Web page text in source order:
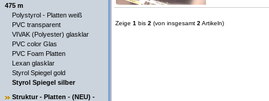
475 m
Polystyrol - Platten weiß
PVC transparent
VIVAK (Polyester) glasklar
PVC color Glas
PVC Foam Platten
Lexan glasklar
Styrol Spiegel gold
Styrol Spiegel silber
Struktur - Platten - (NEU) -
Zeige 1 bis 2 (von insgesamt 2 Artikeln)